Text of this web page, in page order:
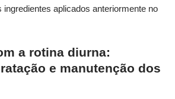
ingredientes aplicados anteriormente no
a rotina diurna:
e manutenção dos